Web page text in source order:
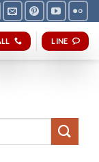
LINE